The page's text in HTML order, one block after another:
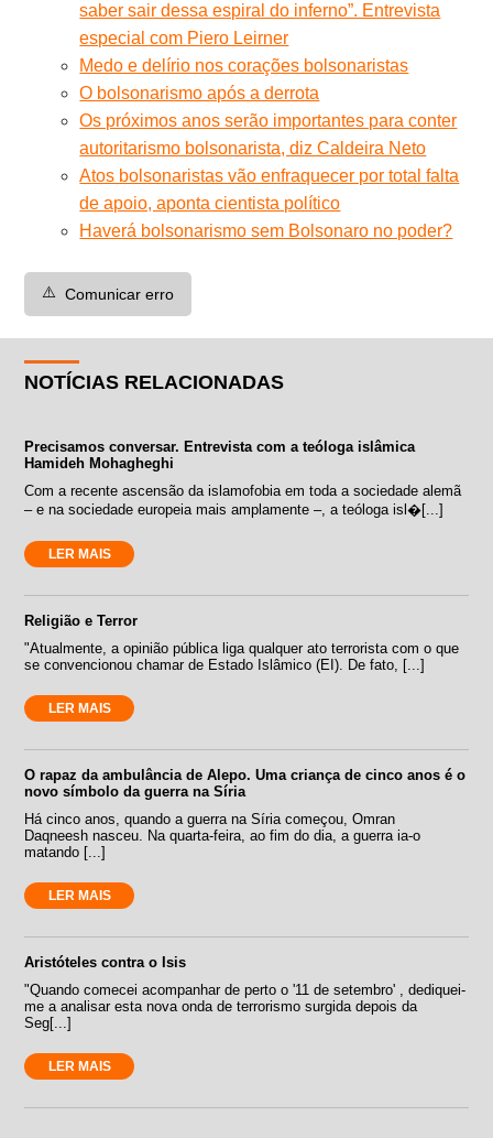
saber sair dessa espiral do inferno”. Entrevista
especial com Piero Leirner
Medo e delírio nos corações bolsonaristas
O bolsonarismo após a derrota
Os próximos anos serão importantes para conter
autoritarismo bolsonarista, diz Caldeira Neto
Atos bolsonaristas vão enfraquecer por total falta
de apoio, aponta cientista político
Haverá bolsonarismo sem Bolsonaro no poder?
⚠️ Comunicar erro
NOTÍCIAS RELACIONADAS
Precisamos conversar. Entrevista com a teóloga islâmica
Hamideh Mohagheghi
Com a recente ascensão da islamofobia em toda a sociedade alemã
– e na sociedade europeia mais amplamente –, a teóloga isl�[...]
LER MAIS
Religião e Terror
"Atualmente, a opinião pública liga qualquer ato terrorista com o que
se convencionou chamar de Estado Islâmico (EI). De fato, [...]
LER MAIS
O rapaz da ambulância de Alepo. Uma criança de cinco anos é o
novo símbolo da guerra na Síria
Há cinco anos, quando a guerra na Síria começou, Omran
Daqneesh nasceu. Na quarta-feira, ao fim do dia, a guerra ia-o
matando [...]
LER MAIS
Aristóteles contra o Isis
"Quando comecei acompanhar de perto o '11 de setembro' , dediquei-
me a analisar esta nova onda de terrorismo surgida depois da
Seg[...]
LER MAIS